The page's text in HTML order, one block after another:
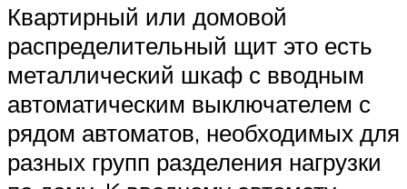
Квартирный или домовой
распределительный щит это есть
металлический шкаф с вводным
автоматическим выключателем с
рядом автоматов, необходимых для
разных групп разделения нагрузки